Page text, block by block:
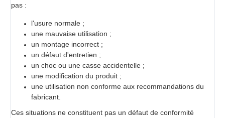
pas :
l'usure normale ;
une mauvaise utilisation ;
un montage incorrect ;
un défaut d'entretien ;
un choc ou une casse accidentelle ;
une modification du produit ;
une utilisation non conforme aux recommandations du
fabricant.
Ces situations ne constituent pas un défaut de conformité